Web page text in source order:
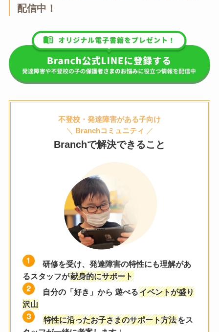
配信中！
不登校・発達障害がある子向け
＼
Branchコミュニティ ／
Branchで解決できること
研修を受け、発達障害の特性にも理解があ
るスタッフが献身的にサポート
自分の「好き」から 遊べるイベントが盛り
沢山
特性に沿ったお子さまのサポート方法をス